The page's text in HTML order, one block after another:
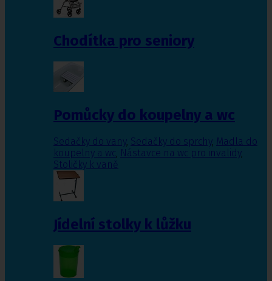
Chodítka pro seniory
Pomůcky do koupelny a wc
Sedačky do vany, Sedačky do sprchy, Madla do
koupelny a wc, Nástavce na wc pro invalidy,
Stoličky k vaně
Jídelní stolky k lůžku